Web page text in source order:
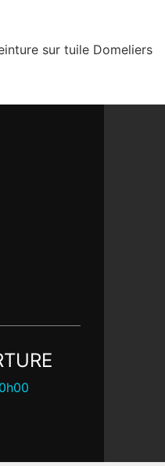
sur tuile Domeliers